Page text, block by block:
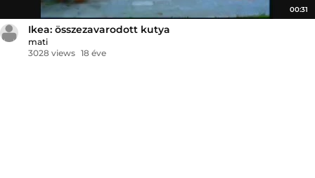
00:31
Ikea: összezavarodott kutya
mati
3028 views 18 éve